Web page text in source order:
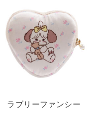
ラブリーファンシー